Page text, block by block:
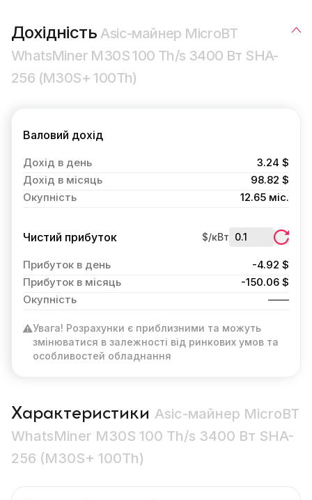
ДохідністьAsic-майнер MicroBT
WhatsMiner M30S 100 Th/s 3400 Вт SHA-
256 (M30S+ 100Th)
Валовий дохід
Дохід в день
3.24 $
Дохід в місяць
98.82 $
Окупність
12.65 міс.
Чистий прибуток $/кВт
Прибуток в день
-4.92 $
Прибуток в місяць
-150.06 $
Окупність
Увага! Розрахунки є приблизними та можуть
змінюватися в залежності від ринкових умов та
особливостей обладнання
Характеристики Asic-майнер MicroBT
WhatsMiner M30S 100 Th/s 3400 Вт SHA-
256 (M30S+ 100Th)